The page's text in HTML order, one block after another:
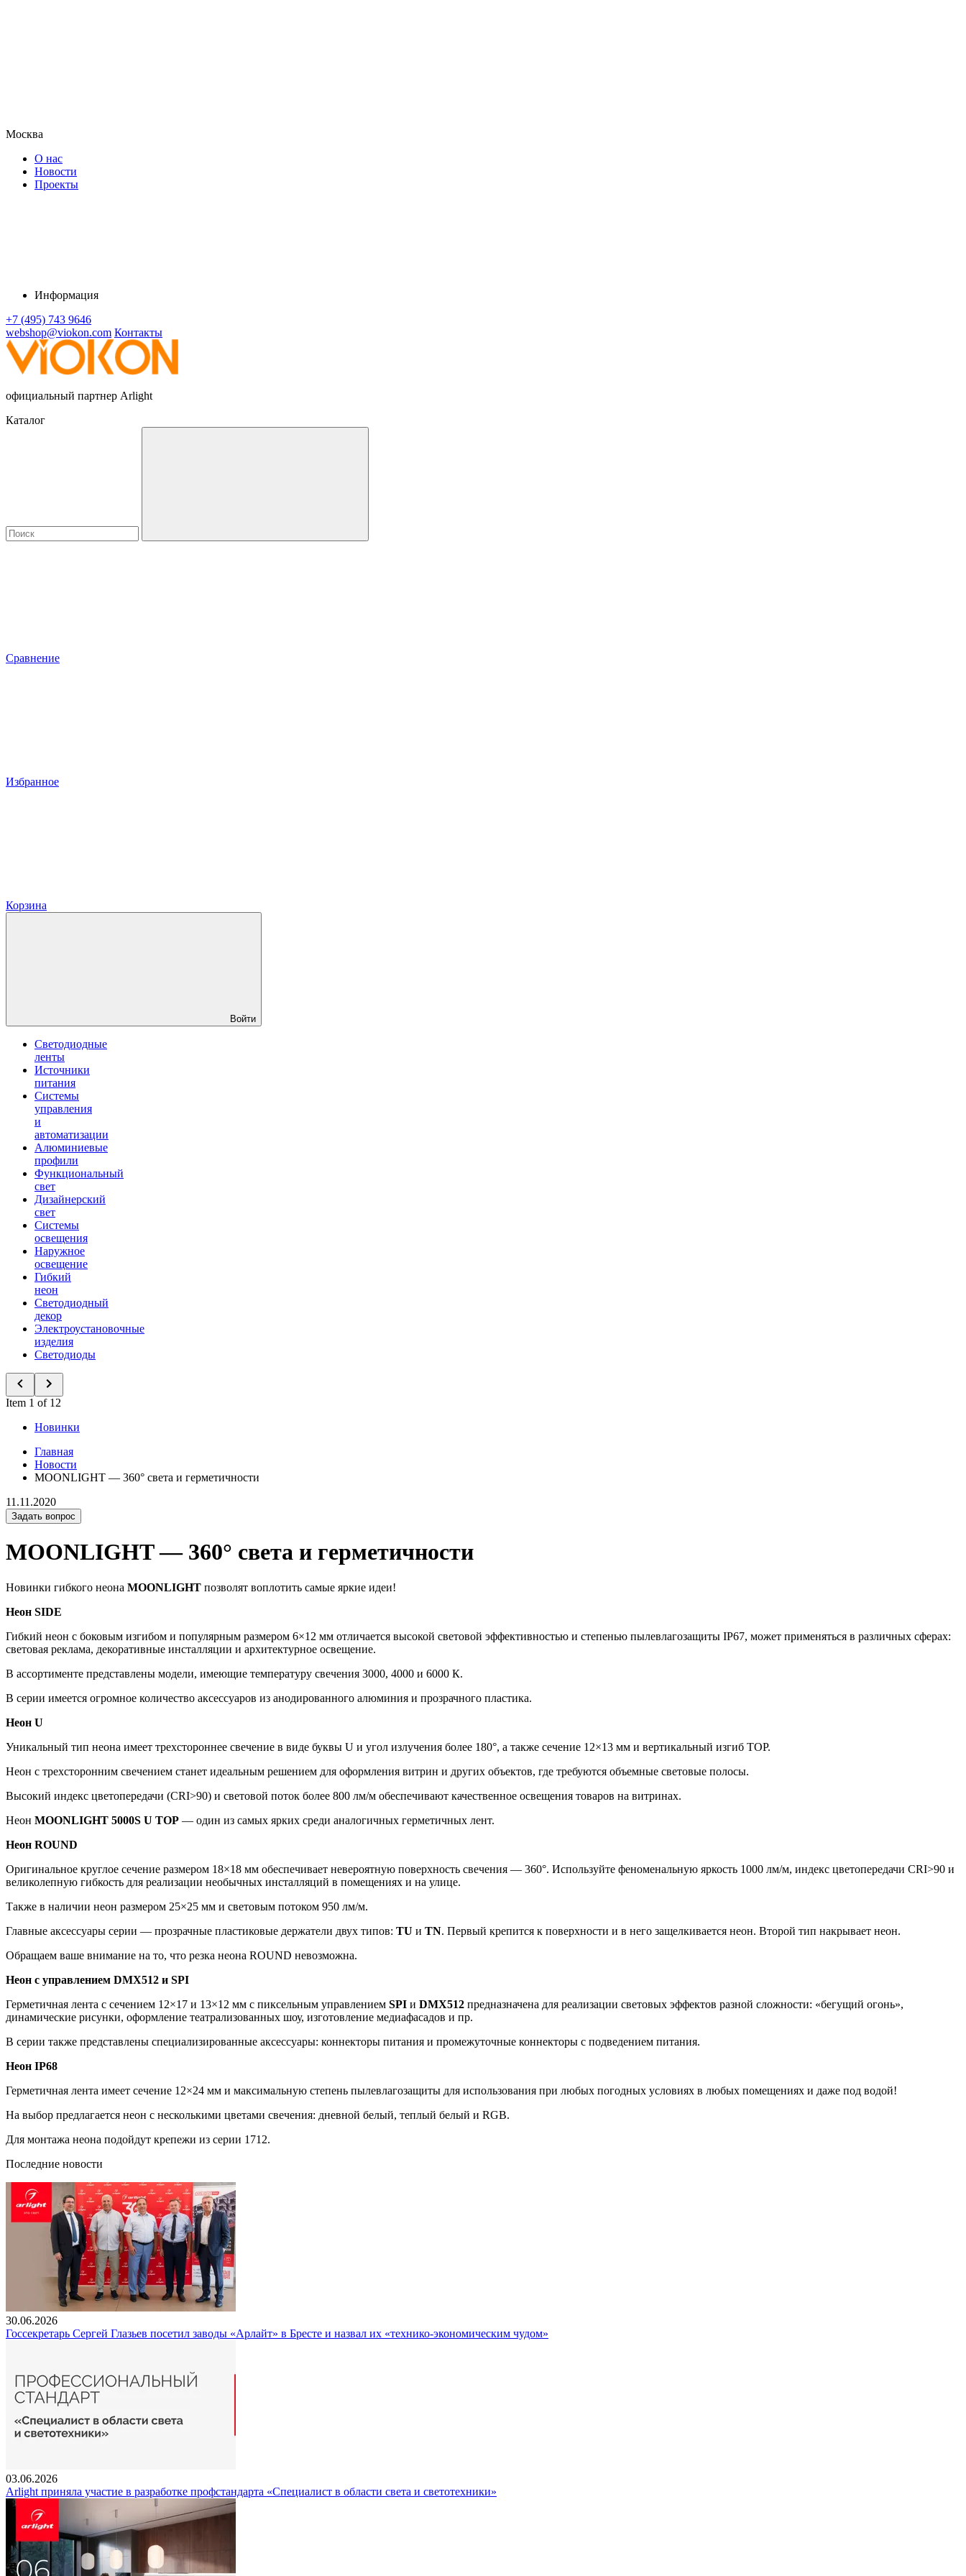
Москва
О нас
Новости
Проекты
Информация
+7 (495) 743 9646
webshop@viokon.com Контакты
официальный партнер Arlight
Каталог
Сравнение
Избранное
Корзина
Войти
Светодиодные
ленты
Источники
питания
Системы
управления
и
автоматизации
Алюминиевые
профили
Функциональный
свет
Дизайнерский
свет
Системы
освещения
Наружное
освещение
Гибкий
неон
Светодиодный
декор
Электроустановочные
изделия
Светодиоды
Item 1 of 12
Новинки
Главная
Новости
MOONLIGHT — 360° света и герметичности
11.11.2020
Задать вопрос
MOONLIGHT — 360° света и герметичности
Новинки гибкого неона MOONLIGHT позволят воплотить самые яркие идеи!
Неон SIDE
Гибкий неон с боковым изгибом и популярным размером 6×12 мм отличается высокой световой эффективностью и степенью пылевлагозащиты IP67, может применяться в различных сферах:
световая реклама, декоративные инсталляции и архитектурное освещение.
В ассортименте представлены модели, имеющие температуру свечения 3000, 4000 и 6000 К.
В серии имеется огромное количество аксессуаров из анодированного алюминия и прозрачного пластика.
Неон U
Уникальный тип неона имеет трехстороннее свечение в виде буквы U и угол излучения более 180°, а также сечение 12×13 мм и вертикальный изгиб TOP.
Неон с трехсторонним свечением станет идеальным решением для оформления витрин и других объектов, где требуются объемные световые полосы.
Высокий индекс цветопередачи (CRI>90) и световой поток более 800 лм/м обеспечивают качественное освещения товаров на витринах.
Неон MOONLIGHT 5000S U TOP — один из самых ярких среди аналогичных герметичных лент.
Неон ROUND
Оригинальное круглое сечение размером 18×18 мм обеспечивает невероятную поверхность свечения — 360°. Используйте феноменальную яркость 1000 лм/м, индекс цветопередачи CRI>90 и
великолепную гибкость для реализации необычных инсталляций в помещениях и на улице.
Также в наличии неон размером 25×25 мм и световым потоком 950 лм/м.
Главные аксессуары серии — прозрачные пластиковые держатели двух типов: TU и TN. Первый крепится к поверхности и в него защелкивается неон. Второй тип накрывает неон.
Обращаем ваше внимание на то, что резка неона ROUND невозможна.
Неон с управлением DMX512 и SPI
Герметичная лента с сечением 12×17 и 13×12 мм с пиксельным управлением SPI и DMX512 предназначена для реализации световых эффектов разной сложности: «бегущий огонь»,
динамические рисунки, оформление театрализованных шоу, изготовление медиафасадов и пр.
В серии также представлены специализированные аксессуары: коннекторы питания и промежуточные коннекторы с подведением питания.
Неон IP68
Герметичная лента имеет сечение 12×24 мм и максимальную степень пылевлагозащиты для использования при любых погодных условиях в любых помещениях и даже под водой!
На выбор предлагается неон с несколькими цветами свечения: дневной белый, теплый белый и RGB.
Для монтажа неона подойдут крепежи из серии 1712.
Последние новости
30.06.2026
Госсекретарь Сергей Глазьев посетил заводы «Арлайт» в Бресте и назвал их «технико-экономическим чудом»
03.06.2026
Arlight приняла участие в разработке профстандарта «Специалист в области света и светотехники»